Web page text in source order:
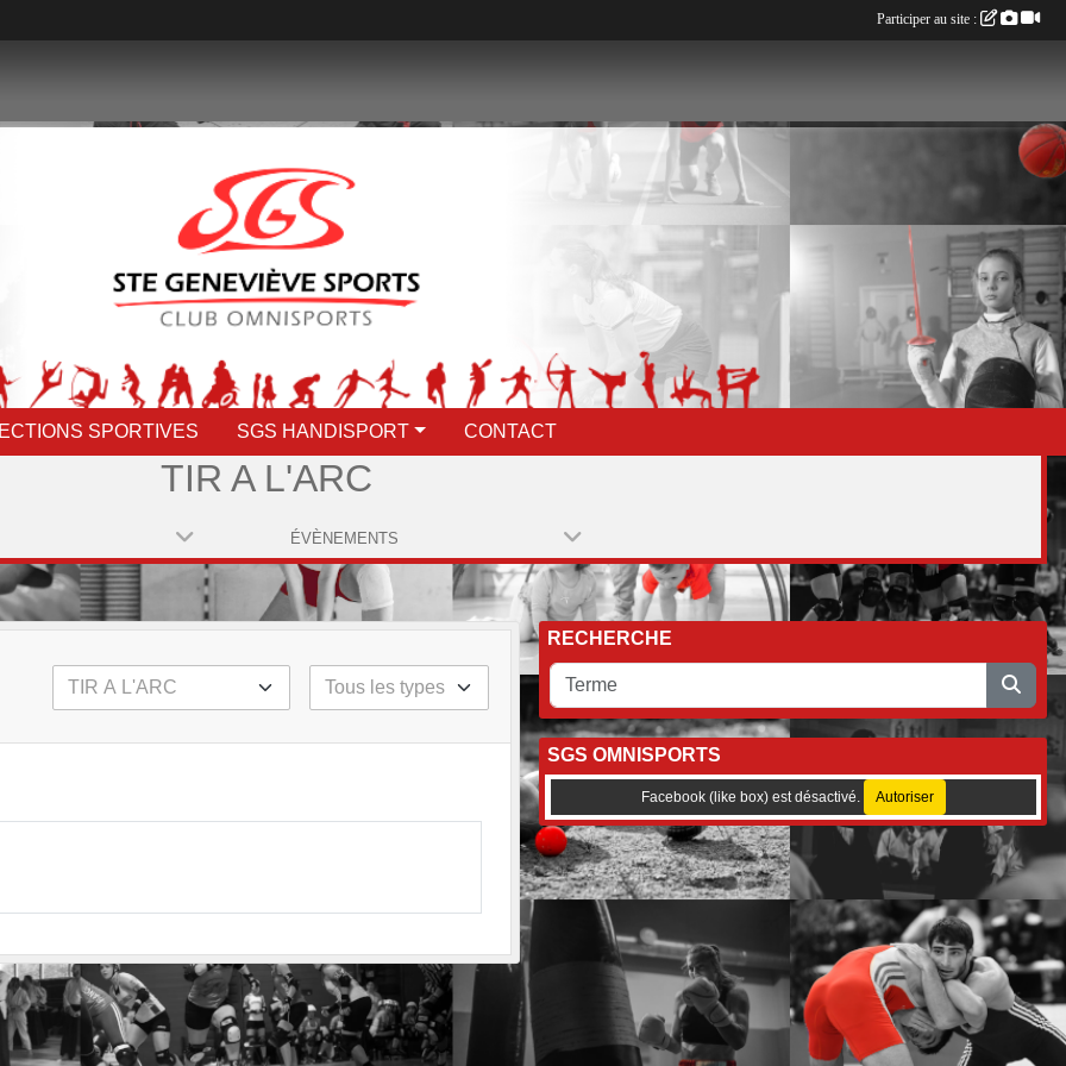
SPORTIVES SGS HANDISPORT CONTACT
TIR A L'ARC
ÉVÈNEMENTS
RECHERCHE
SGS OMNISPORTS
Facebook (like box) est désactivé. Autoriser
Participer au site :